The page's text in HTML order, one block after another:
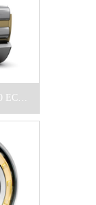
单列圆柱滚子轴承 NJ 2230 ECM/C3